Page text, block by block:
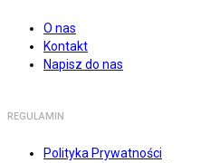
O nas
Kontakt
Napisz do nas
REGULAMIN
Polityka Prywatności